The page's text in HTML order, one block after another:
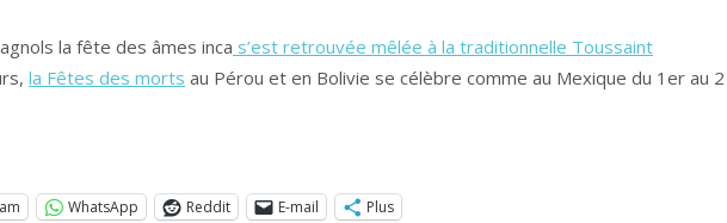
la fête des âmes inca s’est retrouvée mêlée à la traditionnelle Toussaint
la Fêtes des morts au Pérou et en Bolivie se célèbre comme au Mexique du 1er au 2
WhatsApp Reddit E-mail Plus